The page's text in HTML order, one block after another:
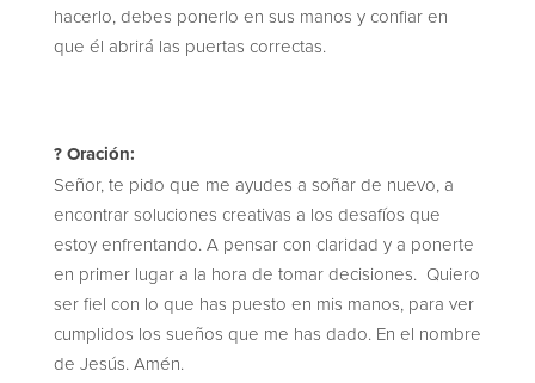
hacerlo, debes ponerlo en sus manos y confiar en
que él abrirá las puertas correctas.
? Oración:
Señor, te pido que me ayudes a soñar de nuevo, a
encontrar soluciones creativas a los desafíos que
estoy enfrentando. A pensar con claridad y a ponerte
en primer lugar a la hora de tomar decisiones. Quiero
ser fiel con lo que has puesto en mis manos, para ver
cumplidos los sueños que me has dado. En el nombre
de Jesús. Amén.